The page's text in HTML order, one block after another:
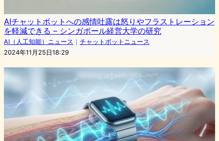
AIチャットボットへの感情吐露は怒りやフラストレーション
を軽減できる – シンガポール経営大学の研究
AI（人工知能）ニュース ｜ チャットボットニュース
2024年11月25日18:29